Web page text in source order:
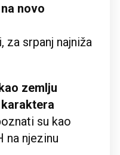
novo
za srpanj najniža
zemlju
su kao
na njezinu